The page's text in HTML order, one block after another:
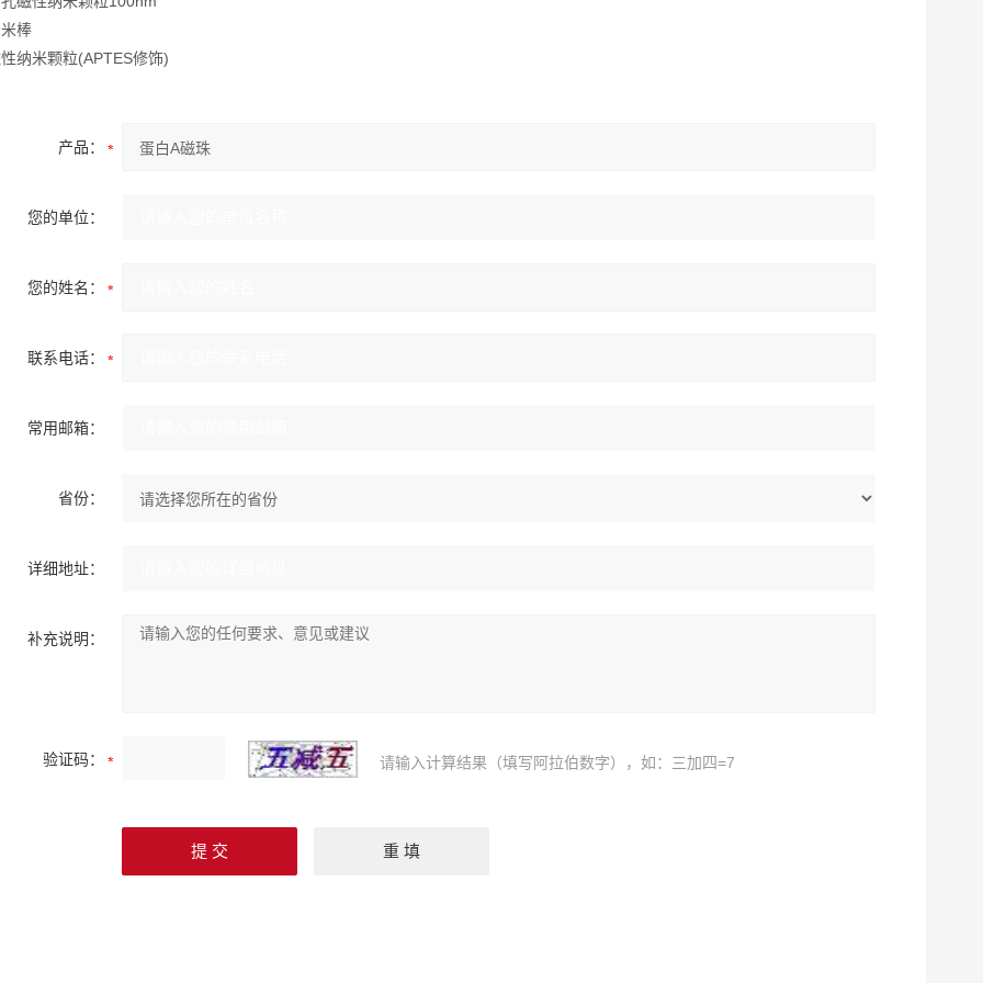
棒
纳米颗粒(APTES修饰)
产品：
您的单位：
您的姓名：
联系电话：
常用邮箱：
省份：
详细地址：
补充说明：
验证码： 请输入计算结果（填写阿拉伯数字），如：三加四=7